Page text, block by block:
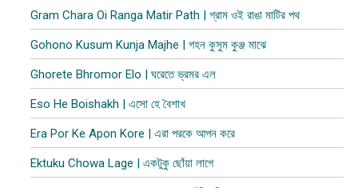
Gram Chara Oi Ranga Matir Path | গ্রাম ওই রাঙা মাটির পথ
Gohono Kusum Kunja Majhe | গহন কুসুম কুঞ্জ মাঝে
Ghorete Bhromor Elo | ঘরেতে ভ্রমর এল
Eso He Boishakh | এসো হে বৈশাখ
Era Por Ke Apon Kore | এরা পরকে আপন করে
Ektuku Chowa Lage | একটুকু ছোঁয়া লাগে